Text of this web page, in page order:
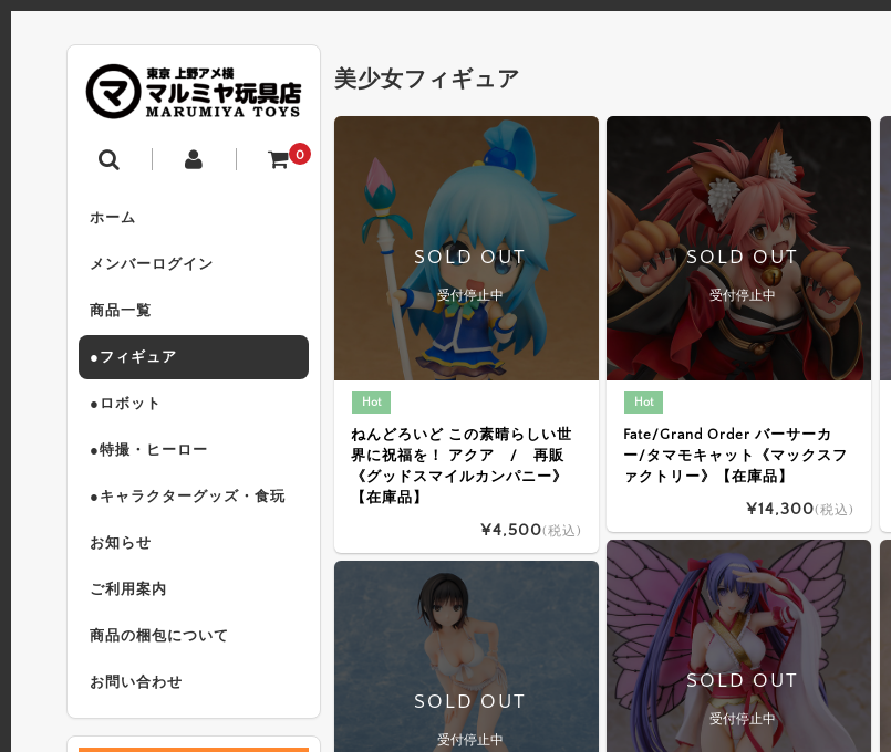
0
ホーム
メンバーログイン
商品一覧
●フィギュア
●ロボット
●特撮・ヒーロー
●キャラクターグッズ・食玩
お知らせ
ご利用案内
商品の梱包について
お問い合わせ
美少女フィギュア
SOLD OUT
受付停止中
Hot
ねんどろいど この素晴らしい世
界に祝福を！ アクア / 再販
《グッドスマイルカンパニー》
【在庫品】
¥4,500(税込)
SOLD OUT
受付停止中
Hot
Fate/Grand Order バーサーカ
ー/タマモキャット《マックスフ
ァクトリー》【在庫品】
¥14,300(税込)
SOLD OUT
受付停止中
SOLD OUT
受付停止中